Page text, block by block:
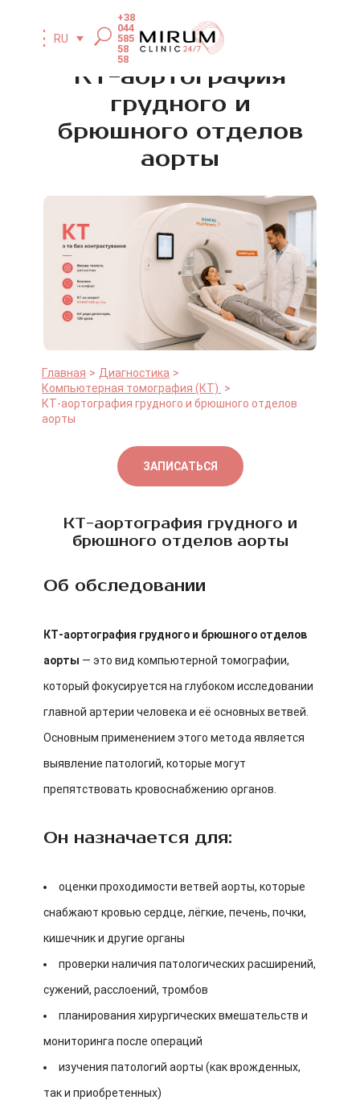
RU
+38
044
585
58
58
КТ-аортография
грудного и
брюшного отделов
аорты
Главная
Диагностика
Компьютерная томография (КТ)
КТ-аортография грудного и брюшного отделов
аорты
ЗАПИСАТЬСЯ
КТ-аортография грудного и
брюшного отделов аорты
Об обследовании
КТ-аортография грудного и брюшного отделов
аорты — это вид компьютерной томографии,
который фокусируется на глубоком исследовании
главной артерии человека и её основных ветвей.
Основным применением этого метода является
выявление патологий, которые могут
препятствовать кровоснабжению органов.
Он назначается для:
оценки проходимости ветвей аорты, которые
снабжают кровью сердце, лёгкие, печень, почки,
кишечник и другие органы
проверки наличия патологических расширений,
сужений, расслоений, тромбов
планирования хирургических вмешательств и
мониторинга после операций
изучения патологий аорты (как врожденных,
так и приобретенных)